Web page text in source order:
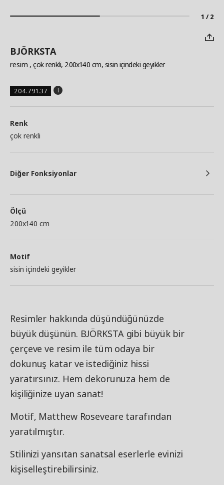
1 / 2
BJÖRKSTA
resim , çok renkli, 200x140 cm, sisin içindeki geyikler
204.791.37
Renk
çok renkli
Diğer Fonksiyonlar
Ölçü
200x140 cm
Motif
sisin içindeki geyikler
Resimler hakkında düşündüğünüzde
büyük düşünün. BJÖRKSTA gibi büyük bir
çerçeve ve resim ile tüm odaya bir
dokunuş katar ve istediğiniz hissi
yaratırsınız. Hem dekorunuza hem de
kişiliğinize uyan sanat!
Motif, Matthew Roseveare tarafından
yaratılmıştır.
Stilinizi yansıtan sanatsal eserlerle evinizi
kişiselleştirebilirsiniz.